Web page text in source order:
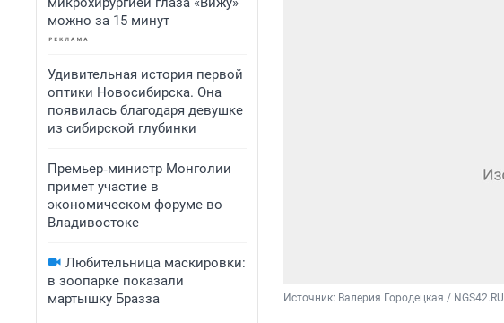
можно за 15 минут
Удивительная история первой
оптики Новосибирска. Она
появилась благодаря девушке
из сибирской глубинки
Премьер‑министр Монголии
примет участие в
экономическом форуме во
Владивостоке
Любительница маскировки:
в зоопарке показали
мартышку Бразза
Источник: Валерия Городецкая / NGS42.RU